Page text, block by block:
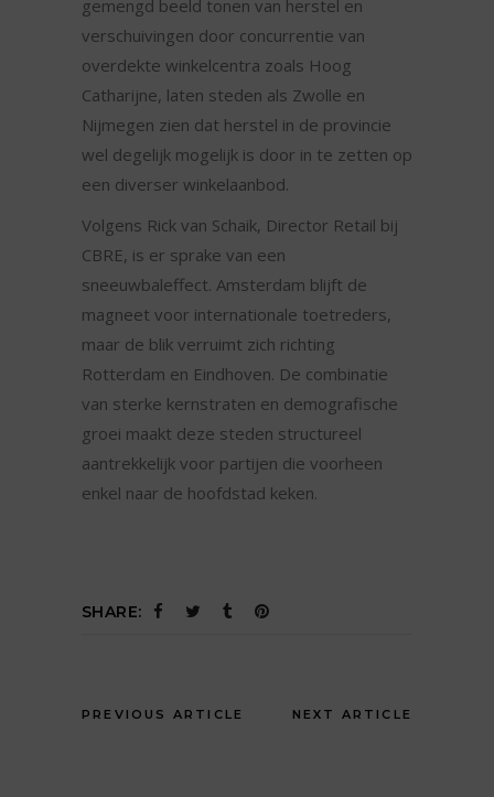
gemengd beeld tonen van herstel en
verschuivingen door concurrentie van
overdekte winkelcentra zoals Hoog
Catharijne, laten steden als Zwolle en
Nijmegen zien dat herstel in de provincie
wel degelijk mogelijk is door in te zetten op
een diverser winkelaanbod.
Volgens Rick van Schaik, Director Retail bij
CBRE, is er sprake van een
sneeuwbaleffect. Amsterdam blijft de
magneet voor internationale toetreders,
maar de blik verruimt zich richting
Rotterdam en Eindhoven. De combinatie
van sterke kernstraten en demografische
groei maakt deze steden structureel
aantrekkelijk voor partijen die voorheen
enkel naar de hoofdstad keken.
SHARE:
PREVIOUS ARTICLE NEXT ARTICLE